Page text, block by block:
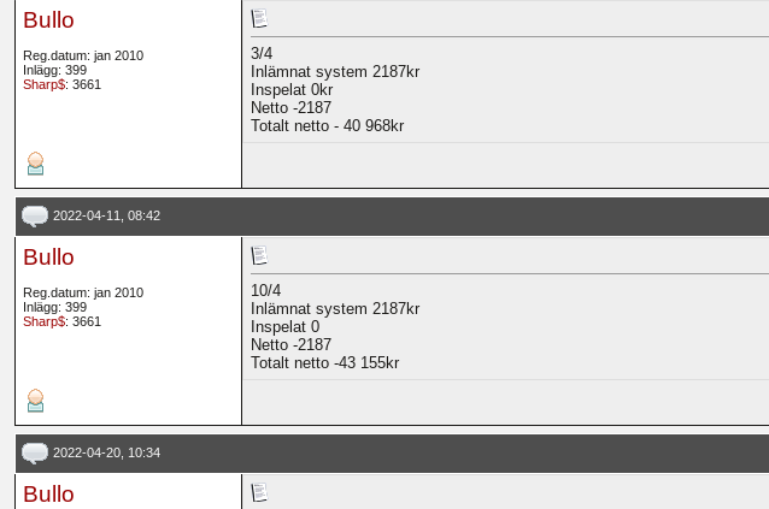
Bullo
Reg.datum: jan 2010
Inlägg: 399
Sharp$: 3661
3/4
Inlämnat system 2187kr
Inspelat 0kr
Netto -2187
Totalt netto - 40 968kr
2022-04-11, 08:42
Bullo
Reg.datum: jan 2010
Inlägg: 399
Sharp$: 3661
10/4
Inlämnat system 2187kr
Inspelat 0
Netto -2187
Totalt netto -43 155kr
2022-04-20, 10:34
Bullo